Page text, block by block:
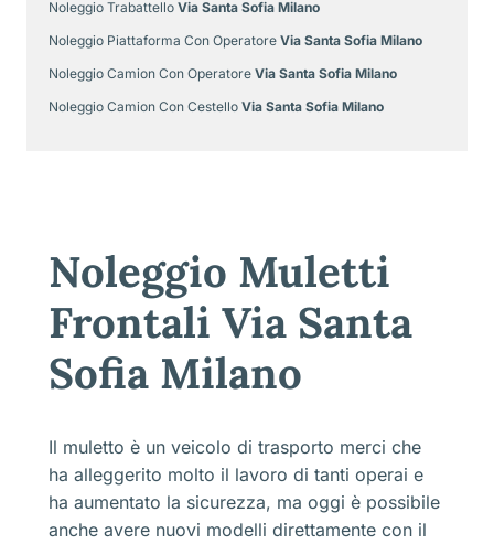
Noleggio Trabattello Via Santa Sofia Milano
Noleggio Piattaforma Con Operatore Via Santa Sofia Milano
Noleggio Camion Con Operatore Via Santa Sofia Milano
Noleggio Camion Con Cestello Via Santa Sofia Milano
Noleggio Muletti
Frontali Via Santa
Sofia Milano
Il muletto è un veicolo di trasporto merci che
ha alleggerito molto il lavoro di tanti operai e
ha aumentato la sicurezza, ma oggi è possibile
anche avere nuovi modelli direttamente con il